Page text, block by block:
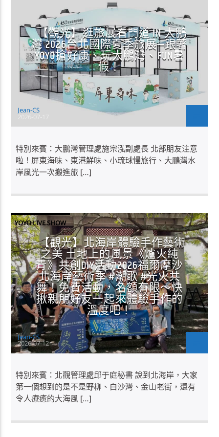
【觀光】逛旅展看門道 IN 大鵬
灣 2026台北國際夏季旅展—跟著
YOYO搶好康、玩大鵬灣、FUN暑
假！
Jean-CS
特別來賓：大鵬灣管理處施宗泓副處長 北部朋友注意
啦！屏東海味、東港鮮味、小琉球慢旅行、大鵬灣水
岸風光一次搬進旅 […]
YOYO LIVE SHOW
【觀光】北海岸體驗手作藝術
之美 土地上的風景《爐火純
青》共創DIY活動2026福爾摩沙
北海岸藝術季 #潮歌 #光火共
舞！免費活動，名額有限～快
揪親朋好友一起來體驗手作的
溫度吧！
Jean-CS
2026-07-12
特別來賓：北觀管理處邱于庭秘書 說到北海岸，大家
第一個想到的是不是野柳、白沙灣、金山老街，還有
令人療癒的大海風 […]